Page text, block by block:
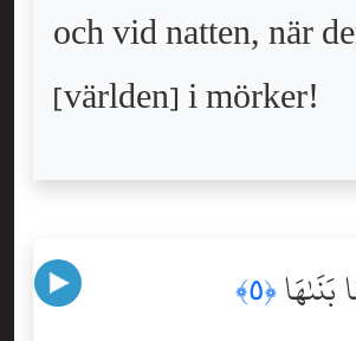
och vid natten, när
[världen] i mörker!
﴿٥﴾